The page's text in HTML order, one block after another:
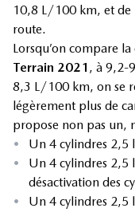
10,8 L/100 km, et
route.
Lorsqu’on compare
Terrain 2021 , à 9,2-
8,3 L/100 km, on se
légèrement plus de
propose non pas un,
•
Un 4 cylindres 2,5
•
Un 4 cylindres 2,5
désactivation des
•
Un 4 cylindres 2,5